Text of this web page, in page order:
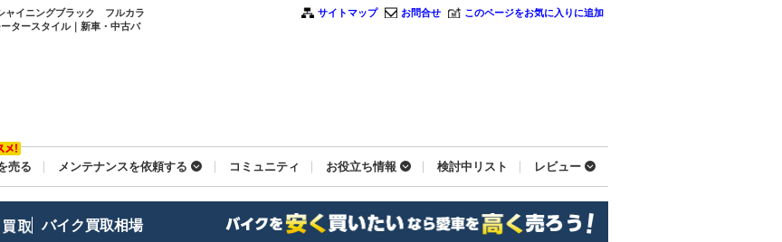
イニングブラック フルカラ
タースタイル｜新車・中古バ
サイトマップ お問合せ このページをお気に入りに追加
売る メンテナンスを依頼する コミュニティ お役立ち情報 検討中リスト レビュー
バイク買取相場